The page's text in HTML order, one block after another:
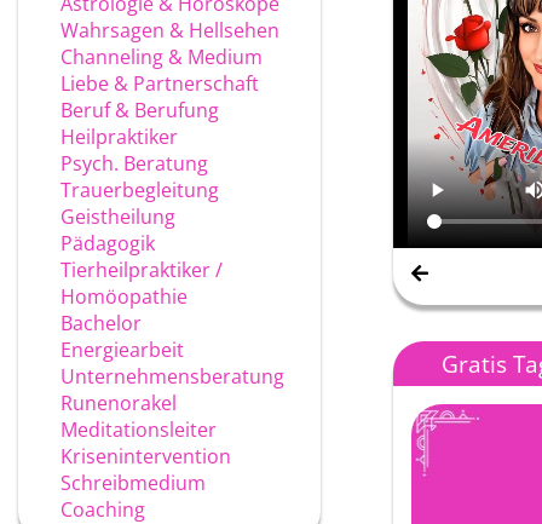
Wahrsagen & Hellsehen
Channeling & Medium
Liebe & Partnerschaft
Beruf & Berufung
Heilpraktiker
Psych. Beratung
Trauerbegleitung
Geistheilung
Pädagogik
Tierheilpraktiker /
Homöopathie
Bachelor
Energiearbeit
Unternehmensberatung
Runenorakel
Meditationsleiter
Krisenintervention
Schreibmedium
Coaching
Gratis